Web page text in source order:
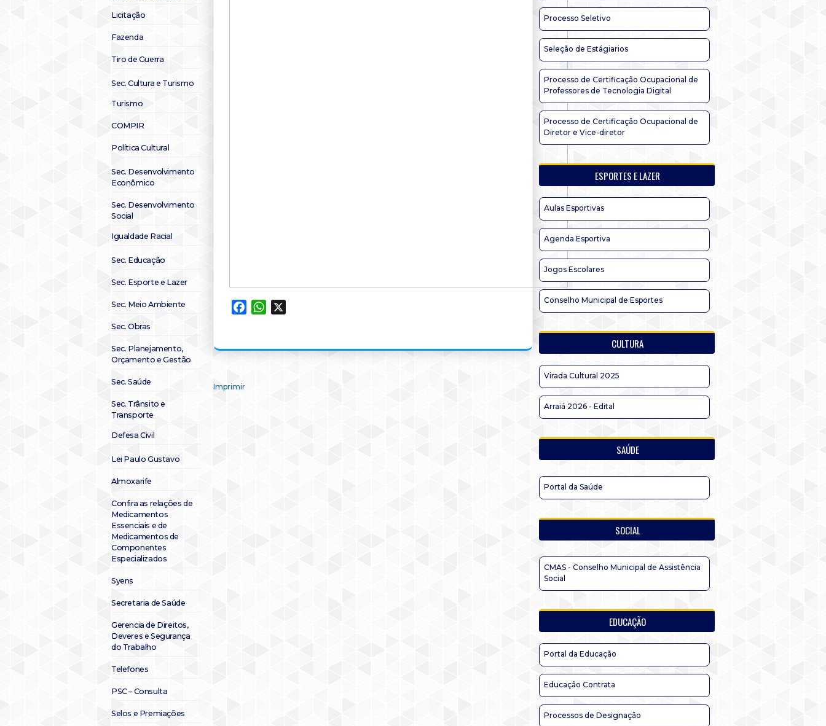
Licitação
Fazenda
Tiro de Guerra
Sec. Cultura e Turismo
Turismo
COMPIR
Política Cultural
Sec. Desenvolvimento
Econômico
Sec. Desenvolvimento
Social
Igualdade Racial
Sec. Educação
Sec. Esporte e Lazer
Sec. Meio Ambiente
Sec. Obras
Sec. Planejamento,
Orçamento e Gestão
Sec. Saúde
Sec. Trânsito e
Transporte
Defesa Civil
Lei Paulo Gustavo
Almoxarife
Confira as relações de
Medicamentos
Essenciais e de
Medicamentos de
Componentes
Especializados
Syens
Secretaria de Saúde
Gerencia de Direitos,
Deveres e Segurança
do Trabalho
Telefones
PSC – Consulta
Selos e Premiações
FacebookWhatsApp
Imprimir
Processo Seletivo
Seleção de Estágiarios
Processo de Certificação Ocupacional de
Professores de Tecnologia Digital
Processo de Certificação Ocupacional de
Diretor e Vice-diretor
ESPORTES E LAZER
Aulas Esportivas
Agenda Esportiva
Jogos Escolares
Conselho Municipal de Esportes
CULTURA
Virada Cultural 2025
Arraiá 2026 - Edital
SAÚDE
Portal da Saúde
SOCIAL
CMAS - Conselho Municipal de Assistência
Social
EDUCAÇÃO
Portal da Educação
Educação Contrata
Processos de Designação